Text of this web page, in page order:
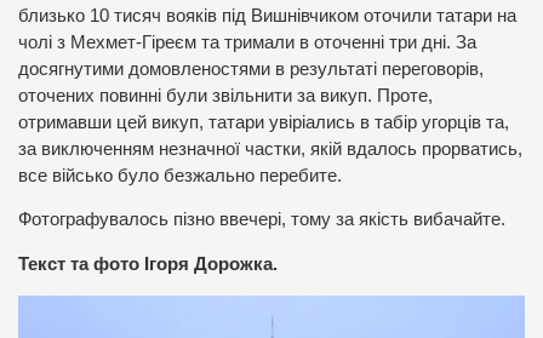
близько 10 тисяч вояків під Вишнівчиком оточили татари на
чолі з Мехмет-Гіреєм та тримали в оточенні три дні. За
досягнутими домовленостями в результаті переговорів,
оточених повинні були звільнити за викуп. Проте,
отримавши цей викуп, татари увіріались в табір угорців та,
за виключенням незначної частки, якій вдалось прорватись,
все військо було безжально перебите.
Фотографувалось пізно ввечері, тому за якість вибачайте.
Текст та фото Ігоря Дорожка.